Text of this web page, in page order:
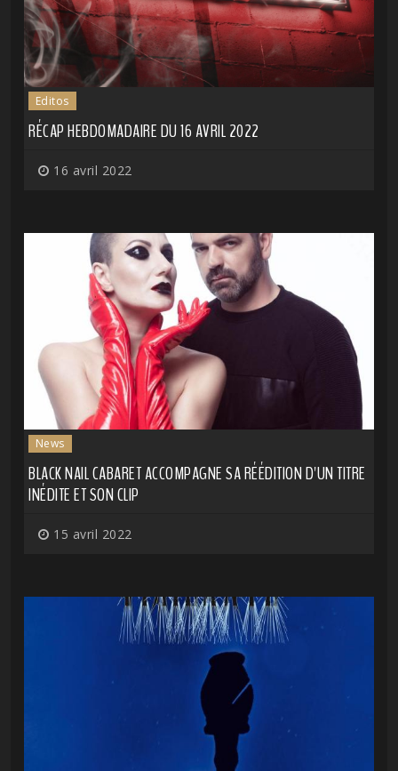
Editos
RÉCAP HEBDOMADAIRE DU 16 AVRIL 2022
16 avril 2022
News
BLACK NAIL CABARET ACCOMPAGNE SA RÉÉDITION D'UN TITRE
INÉDITE ET SON CLIP
15 avril 2022